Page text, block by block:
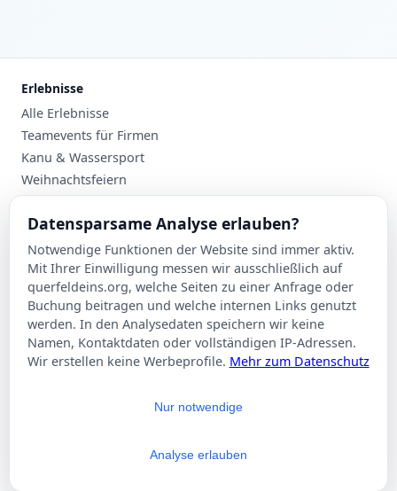
Erlebnisse
Alle Erlebnisse
Teamevents für Firmen
Kanu & Wassersport
Weihnachtsfeiern
Planung
Events nach Stadt
Suche
Kontakt
Über Querfeldeins
Rechtliches
Impressum
Datensparsame Analyse erlauben?
Notwendige Funktionen der Website sind immer aktiv.
Mit Ihrer Einwilligung messen wir ausschließlich auf
querfeldeins.org, welche Seiten zu einer Anfrage oder
Buchung beitragen und welche internen Links genutzt
werden. In den Analysedaten speichern wir keine
Namen, Kontaktdaten oder vollständigen IP-Adressen.
Wir erstellen keine Werbeprofile. Mehr zum Datenschutz
Nur notwendige
Analyse erlauben